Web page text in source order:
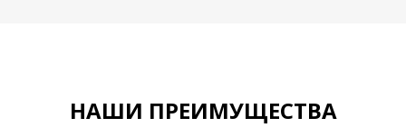
НАШИ ПРЕИМУЩЕСТВА